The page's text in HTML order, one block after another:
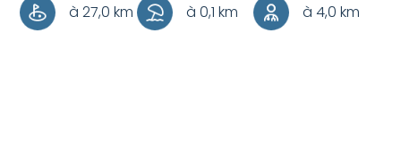
à 27,0 km à 0,1 km à 4,0 km